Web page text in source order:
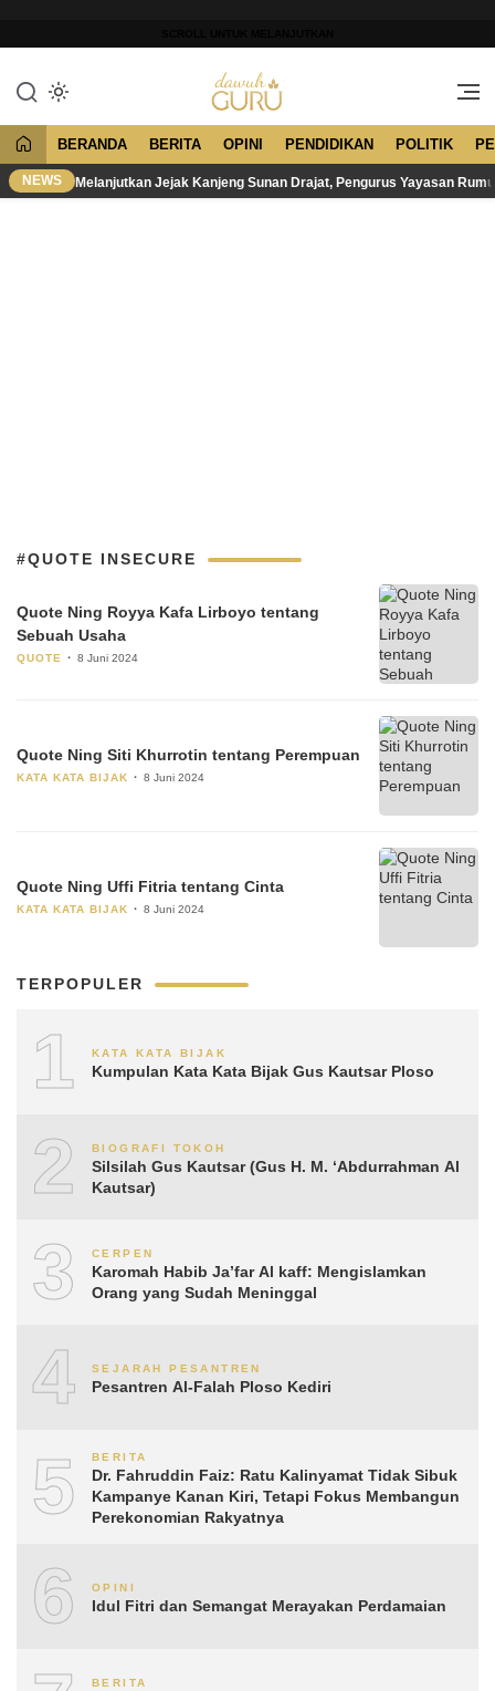
konten
Dawuh Guru
Merawat Tradisi, Membangun
BERANDA BERITA OPINI PENDIDIKAN POLITIK
NEWS Melanjutkan Jejak Kanjeng Sunan Drajat, Pengurus Yayasan
#QUOTE INSECURE
Quote Ning Royya Kafa Lirboyo tentang
Sebuah Usaha
QUOTE 8 Juni 2024
Quote Ning Siti Khurrotin tentang Perempuan
KATA KATA BIJAK 8 Juni 2024
Quote Ning Uffi Fitria tentang Cinta
KATA KATA BIJAK 8 Juni 2024
TERPOPULER
1 KATA KATA BIJAK
Kumpulan Kata Kata Bijak Gus Kautsar Ploso
2 BIOGRAFI TOKOH
Silsilah Gus Kautsar (Gus H. M. ‘Abdurrahman Al
Kautsar)
3 CERPEN
Karomah Habib Ja’far Al kaff: Mengislamkan
Orang yang Sudah Meninggal
4 SEJARAH PESANTREN
Pesantren Al-Falah Ploso Kediri
5 BERITA
Dr. Fahruddin Faiz: Ratu Kalinyamat Tidak Sibuk
Kampanye Kanan Kiri, Tetapi Fokus Membangun
Perekonomian Rakyatnya
6 OPINI
Idul Fitri dan Semangat Merayakan Perdamaian
BERITA